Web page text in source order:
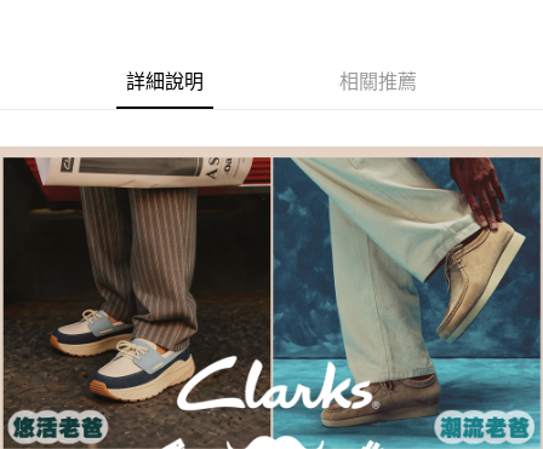
３．安心：先確認商品／服務後，再付款。
【「AFTEE先享後付」結帳流程】
結帳頁面，進行簡訊認證並確認金額後，即可完成結帳。
２．訂單成立數日內，您將收到繳費通知簡訊。
３．收到繳費通知簡訊後14天內，點擊此簡訊中的連結，可透過四大超商／
ATM／網路銀行／等多元方式進行付款，方視為交易完成。
※ 請注意：結帳手續完成當下不需立刻繳費，但若您需要取消訂單，請聯絡
購買商品的店家。未經商家同意取消之訂單仍視為有效，需透過AFTEE先享
後付繳納相關費用。
※ 交易是否成功請以「AFTEE先享後付 」之結帳頁面顯示為準，若有關於
是否繳費成功／繳費後需取消欲退款等相關疑問，請聯繫「AFTEE先享後付
客戶支援中心」https://netprotections.freshdesk.com/support/home
【注意事項】
１．透過由恩沛科技股份有限公司提供之「AFTEE先享後付」服務完成之交
易，需依本服務之必要範圍內提供個人資料，並將交易相關給付款項請求債
付款後全家取貨
每筆NT$80，滿NT$1,000(含以上)免運費
付款後萊爾富取貨
每筆NT$80，滿NT$1,000(含以上)免運費
付款後7-11取貨
每筆NT$80，滿NT$1,000(含以上)免運費
每筆NT$80，滿NT$1,000(含以上)免運費
宅配-離島
每筆NT$120，滿NT$1,000(含以上)免運費
詳細說明 相關推薦